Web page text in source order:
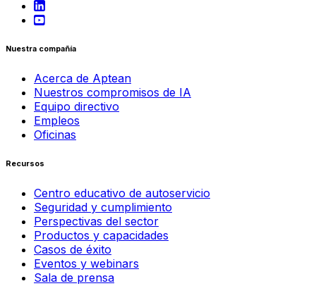
Nuestra compañía
Acerca de Aptean
Nuestros compromisos de IA
Equipo directivo
Empleos
Oficinas
Recursos
Centro educativo de autoservicio
Seguridad y cumplimiento
Perspectivas del sector
Productos y capacidades
Casos de éxito
Eventos y webinars
Sala de prensa